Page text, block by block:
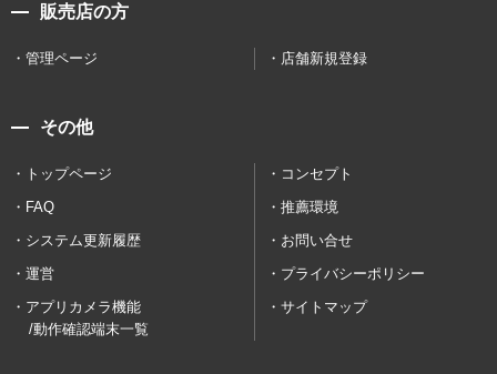
販売店の方
管理ページ 店舗新規登録
その他
トップページ
コンセプト
FAQ
推薦環境
システム更新履歴
お問い合せ
運営
プライバシーポリシー
アプリカメラ機能
/動作確認端末一覧
サイトマップ